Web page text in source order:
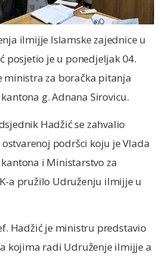
ilmijje Islamske zajednice u
posjetio je u ponedjeljak 04.
ministra za boračka pitanja
g. Adnana Sirovicu.
Hadžić se zahvalio
podršci koju je Vlada
i Ministarstvo za
a pružilo Udruženju ilmijje u
Hadžić je ministru predstavio
kojima radi Udruženje ilmijje a